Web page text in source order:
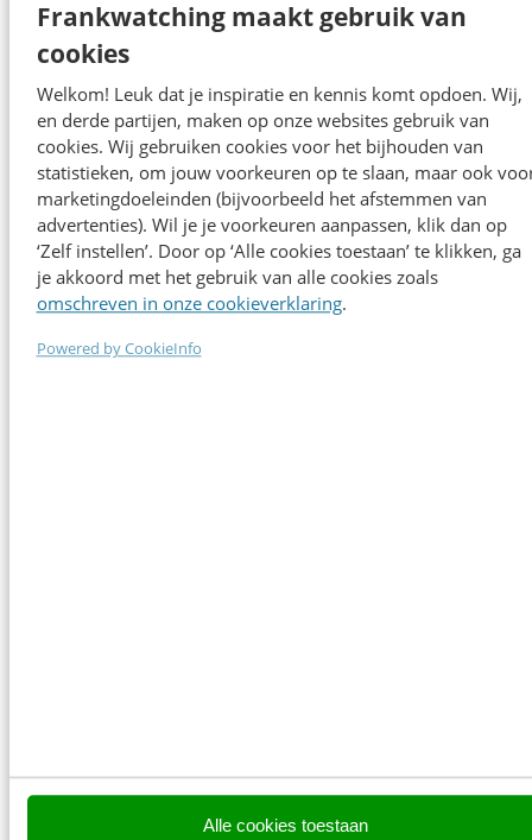
Frankwatching maakt gebruik van
cookies
Welkom! Leuk dat je inspiratie en kennis komt opdoen. Wij,
en derde partijen, maken op onze websites gebruik van
cookies. Wij gebruiken cookies voor het bijhouden van
statistieken, om jouw voorkeuren op te slaan, maar ook
marketingdoeleinden (bijvoorbeeld het afstemmen van
advertenties). Wil je je voorkeuren aanpassen, klik dan op
‘Zelf instellen’. Door op ‘Alle cookies toestaan’ te klikken, ga
je akkoord met het gebruik van alle cookies zoals
omschreven in onze cookieverklaring.
Powered by CookieInfo
Alle cookies toestaan
Sprekers editie 2025
Alle sprekers